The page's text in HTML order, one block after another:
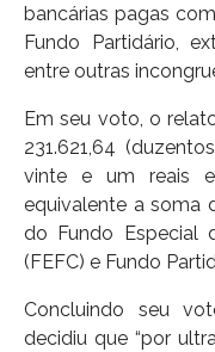
bancárias pagas
Fundo Partidário,
entre outras
Em seu voto, o
231.621,64
vinte e um reais e
equivalente a soma
do Fundo Especial
(FEFC) e Fundo
Concluindo seu
decidiu que “por